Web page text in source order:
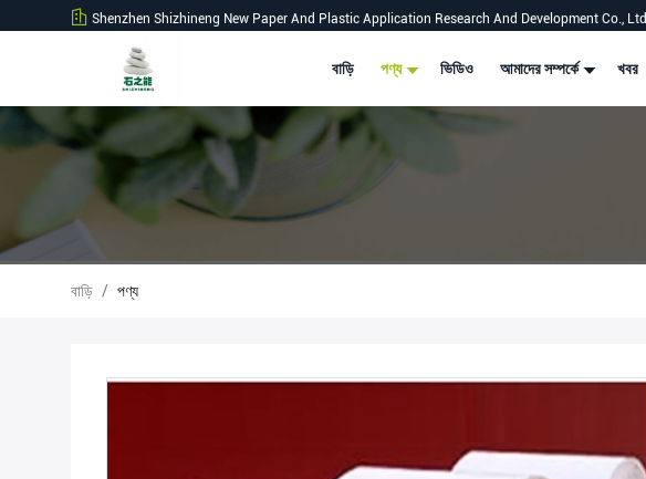
Shenzhen Shizhineng New Paper And Plastic Application Research And Development Co., Ltd
বাড়ি পণ্য ভিডিও আমাদের সম্পর্কে খবর
বাড়ি / পণ্য